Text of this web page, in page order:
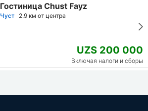
Гостиница Chust Fayz
Чуст 2.9 км от центра
UZS 200 000
Включая налоги и сборы